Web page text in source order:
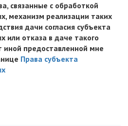
связанные с обработкой
механизм реализации таких
дачи согласия субъекта
или отказа в даче такого
иной предоставленной мне
Права субъекта